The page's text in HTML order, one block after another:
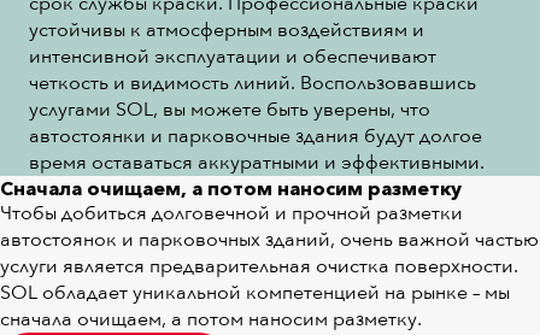
устойчивы к атмосферным воздействиям и
интенсивной эксплуатации и обеспечивают
четкость и видимость линий. Воспользовавшись
услугами SOL, вы можете быть уверены, что
автостоянки и парковочные здания будут долгое
время оставаться аккуратными и эффективными.
Сначала очищаем, а потом наносим разметку
Чтобы добиться долговечной и прочной разметки
автостоянок и парковочных зданий, очень важной частью
услуги является предварительная очистка поверхности.
SOL обладает уникальной компетенцией на рынке – мы
сначала очищаем, а потом наносим разметку.